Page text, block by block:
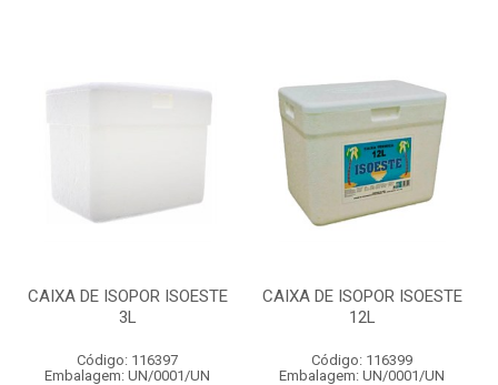
CAIXA DE ISOPOR ISOESTE
3L
Código: 116397
Embalagem: UN/0001/UN
CAIXA DE ISOPOR ISOESTE
12L
Código: 116399
Embalagem: UN/0001/UN